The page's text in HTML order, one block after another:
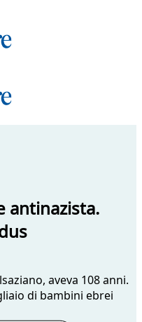
antinazista.
aveva 108 anni.
di bambini ebrei